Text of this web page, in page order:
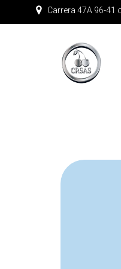
Carrera 47A 96-41